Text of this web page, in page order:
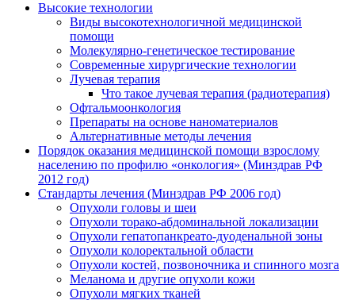
Высокие технологии
Виды высокотехнологичной медицинской
помощи
Молекулярно-генетическое тестирование
Современные хирургические технологии
Лучевая терапия
Что такое лучевая терапия (радиотерапия)
Офтальмоонкология
Препараты на основе наноматериалов
Альтернативные методы лечения
Порядок оказания медицинской помощи взрослому
населению по профилю «онкология» (Минздрав РФ
2012 год)
Стандарты лечения (Минздрав РФ 2006 год)
Опухоли головы и шеи
Опухоли торако-абдоминальной локализации
Опухоли гепатопанкреато-дуоденальной зоны
Опухоли колоректальной области
Опухоли костей, позвоночника и спинного мозга
Меланома и другие опухоли кожи
Опухоли мягких тканей